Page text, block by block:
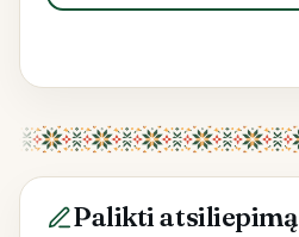
Palikti atsiliepimą